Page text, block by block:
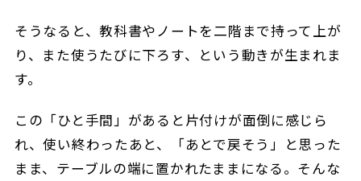
そうなると、教科書やノートを二階まで持って上が
り、また使うたびに下ろす、という動きが生まれま
す。
この「ひと手間」があると片付けが面倒に感じら
れ、使い終わったあと、「あとで戻そう」と思った
まま、テーブルの端に置かれたままになる。そんな